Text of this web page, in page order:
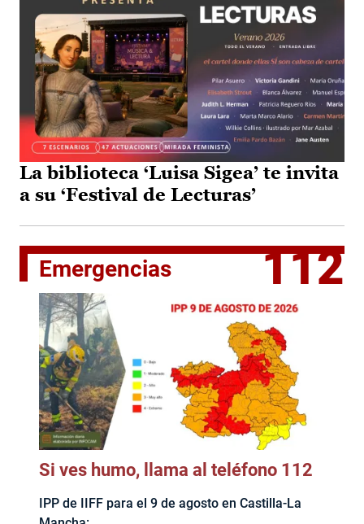
La biblioteca ‘Luisa Sigea’ te invita
a su ‘Festival de Lecturas’
Emergencias 112
Si ves humo, llama al teléfono 112
IPP de IIFF para el 9 de agosto en Castilla-La